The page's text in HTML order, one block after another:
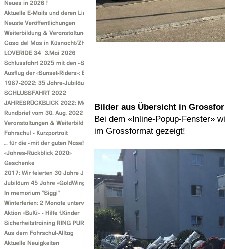
Bilder aus Übersicht in
Bei dem «Inline-Popup-Fenster»
im Grossformat gezeigt!